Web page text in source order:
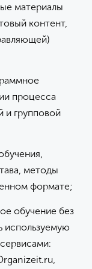
материалы
контент,
процесса
и групповой
методы
формате;
обучение без
используемую